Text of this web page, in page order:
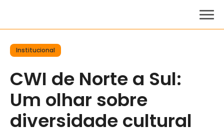
Institucional
CWI de Norte a Sul:
Um olhar sobre
diversidade cultural